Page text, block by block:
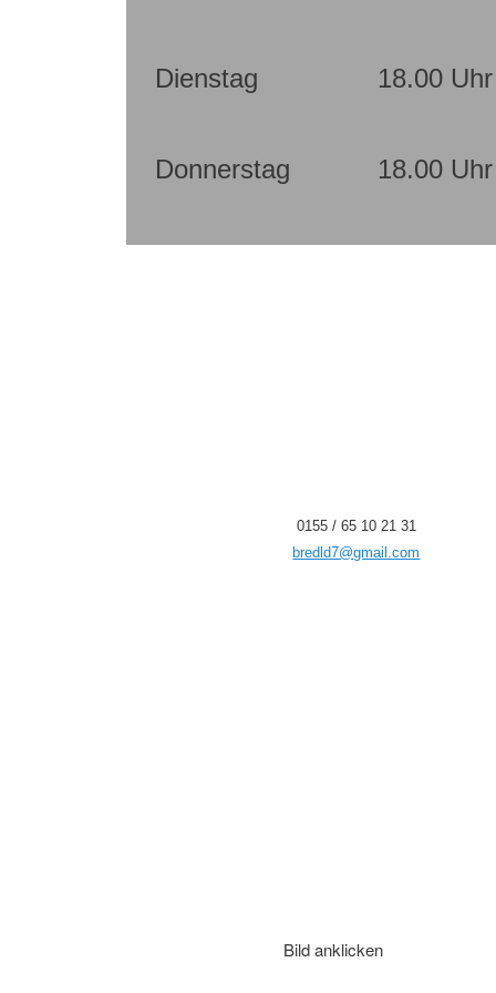
Dienstag 18.00
Donnerstag 18.00
0155 / 65 10 21 31
bredld7@gmail.com
Bild anklicken